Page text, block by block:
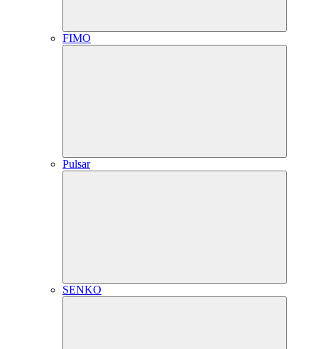
FIMO
Pulsar
SENKO